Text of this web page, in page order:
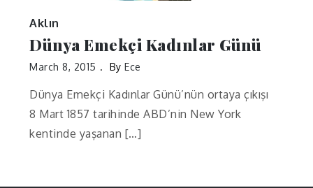
Aklın
Dünya Emekçi Kadınlar Günü
March 8, 2015 ByEce
Dünya Emekçi Kadınlar Günü’nün ortaya çıkışı
8 Mart 1857 tarihinde ABD’nin New York
kentinde yaşanan […]